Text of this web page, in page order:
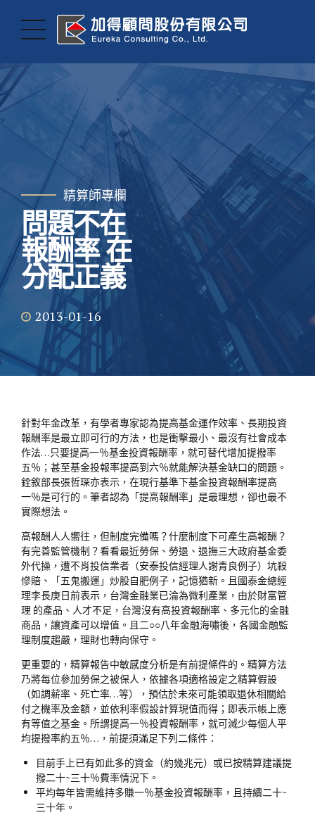
精算師專欄
問題不在
報酬率 在
分配正義
2013-01-16
針對年金改革，有學者專家認為提高基金運作效率、長期投資
報酬率是最立即可行的方法，也是衝擊最小、最沒有社會成本
作法…只要提高一％基金投資報酬率，就可替代增加提撥率
五％；甚至基金投報率提高到六％就能解決基金缺口的問題。
銓敘部長張哲琛亦表示，在現行基準下基金投資報酬率提高
一％是可行的。筆者認為「提高報酬率」是最理想，卻也最不
實際想法。
高報酬人人嚮往，但制度完備嗎？什麼制度下可產生高報酬？
有完善監管機制？看看最近勞保、勞退、退撫三大政府基金委
外代操，遭不肖投信業者（安泰投信經理人謝青良例子）坑殺
慘賠、「五鬼搬運」炒股自肥例子，記憶猶新。且國泰金總經
理李長庚日前表示，台灣金融業已淪為微利產業，由於財富管
理 的產品、人才不足，台灣沒有高投資報酬率、多元化的金融
商品，讓資產可以增值。且二○○八年金融海嘯後，各國金融監
理制度趨嚴，理財也轉向保守。
更重要的，精算報告中敏感度分析是有前提條件的。精算方法
乃將每位參加勞保之被保人，依據各項適格設定之精算假設
（如調薪率、死亡率…等），預估於未來可能領取退休相關給
付之機率及金額，並依利率假設計算現值而得；即表示帳上應
有等值之基金。所謂提高一％投資報酬率，就可減少每個人平
均提撥率約五％…，前提須滿足下列二條件：
目前手上已有如此多的資金（約幾兆元）或已按精算建議提
撥二十~三十％費率情況下。
平均每年皆需維持多賺一％基金投資報酬率，且持續二十~
三十年。